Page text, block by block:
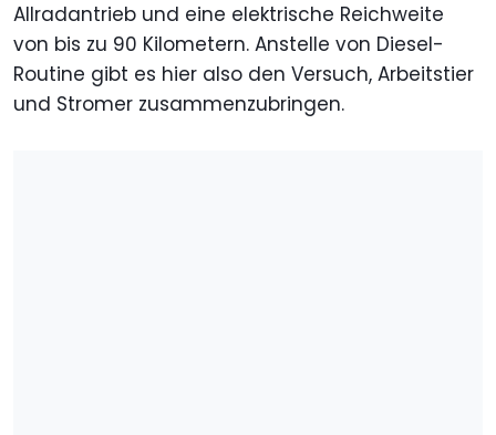
Allradantrieb und eine elektrische Reichweite
von bis zu 90 Kilometern. Anstelle von Diesel-
Routine gibt es hier also den Versuch, Arbeitstier
und Stromer zusammenzubringen.